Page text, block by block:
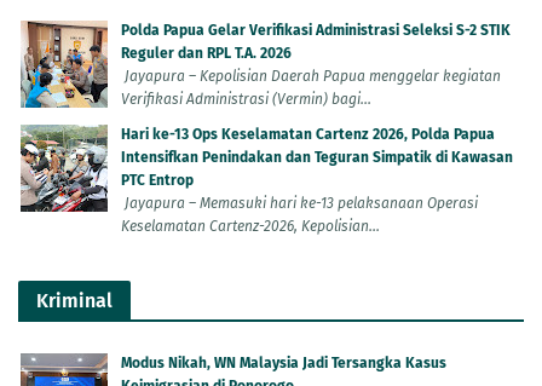
Polda Papua Gelar Verifikasi Administrasi Seleksi S-2 STIK
Reguler dan RPL T.A. 2026
Jayapura – Kepolisian Daerah Papua menggelar kegiatan
Verifikasi Administrasi (Vermin) bagi...
Hari ke-13 Ops Keselamatan Cartenz 2026, Polda Papua
Intensifkan Penindakan dan Teguran Simpatik di Kawasan
PTC Entrop
Jayapura – Memasuki hari ke-13 pelaksanaan Operasi
Keselamatan Cartenz-2026, Kepolisian...
Kriminal
Modus Nikah, WN Malaysia Jadi Tersangka Kasus